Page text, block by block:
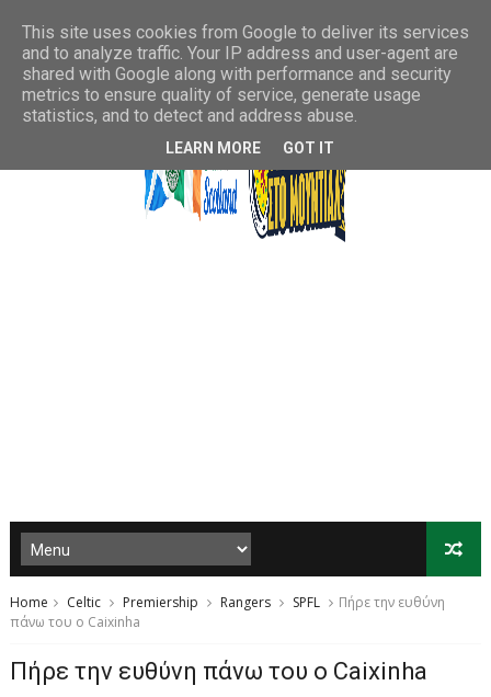
Home Celtic Premiership Rangers SPFL
Πήρε την ευθύνη
πάνω του ο Caixinha
Πήρε την ευθύνη πάνω του ο Caixinha
This site uses cookies from Google to deliver its services
and to analyze traffic. Your IP address and user-agent are
shared with Google along with performance and security
metrics to ensure quality of service, generate usage
statistics, and to detect and address abuse.
LEARN MORE GOT IT